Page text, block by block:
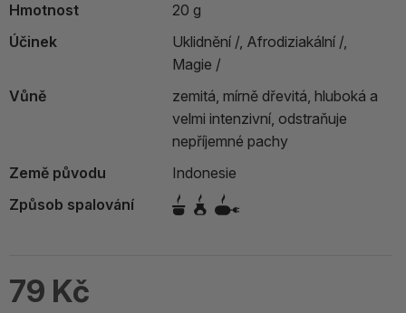
Hmotnost
20 g
Účinek
Uklidnění /, Afrodiziakální /,
Magie /
Vůně
zemitá, mírně dřevitá, hluboká a
velmi intenzivní, odstraňuje
nepříjemné pachy
Země původu
Indonesie
Způsob spalování
79 Kč